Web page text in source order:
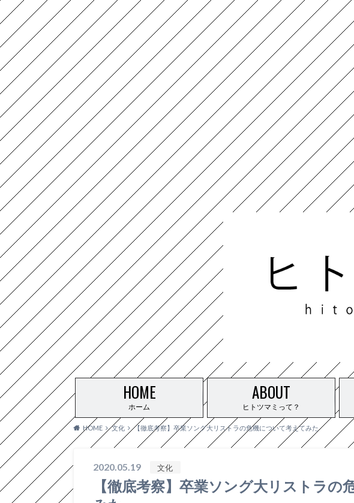
ホーム
HOME
ヒトツマミって？
ABOUT
HOME 文化 【徹底考察】卒業ソング大リストラの危機について考えてみた
2020.05.19 文化
【徹底考察】卒業ソング大リストラの